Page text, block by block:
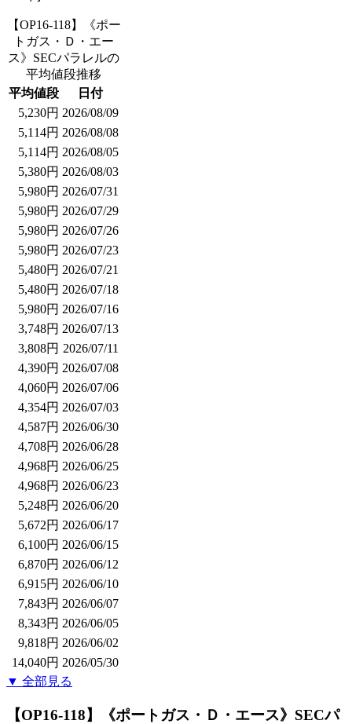
【OP16-118】《ポー
トガス・Ｄ・エー
ス》SECパラレルの
平均値段推移
平均値段
日付
5,230円 2026/08/09
5,114円 2026/08/08
5,114円 2026/08/05
5,380円 2026/08/03
5,980円 2026/07/31
5,980円 2026/07/29
5,980円 2026/07/26
5,980円 2026/07/23
5,480円 2026/07/21
5,480円 2026/07/18
5,980円 2026/07/16
3,748円 2026/07/13
3,808円 2026/07/11
4,390円 2026/07/08
4,060円 2026/07/06
4,354円 2026/07/03
4,587円 2026/06/30
4,708円 2026/06/28
4,968円 2026/06/25
4,968円 2026/06/23
5,248円 2026/06/20
5,672円 2026/06/17
6,100円 2026/06/15
6,870円 2026/06/12
6,915円 2026/06/10
7,843円 2026/06/07
8,343円 2026/06/05
9,818円 2026/06/02
14,040円 2026/05/30
▼ 全部見る
【OP16-118】《ポートガス・Ｄ・エース》SECパ